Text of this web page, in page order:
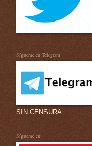
Sígueme en Telegram
SIN CENSURA
Sígueme en: